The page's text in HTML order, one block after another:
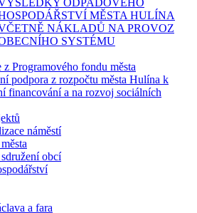
MĚSTA HULÍNA
NÁKLADŮ NA PROVOZ
SYSTÉMU
z Programového fondu města
podpora z rozpočtu města Hulína k
financování a na rozvoj sociálních
náměstí
obcí
a fara